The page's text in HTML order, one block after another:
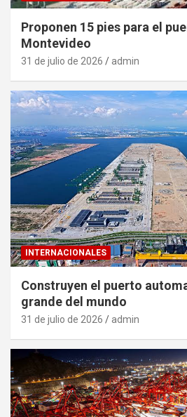
Proponen 15 pies para el
Montevideo
31 de julio de 2026 admin
INTERNACIONALES
Construyen el puerto
grande del mundo
31 de julio de 2026 admin